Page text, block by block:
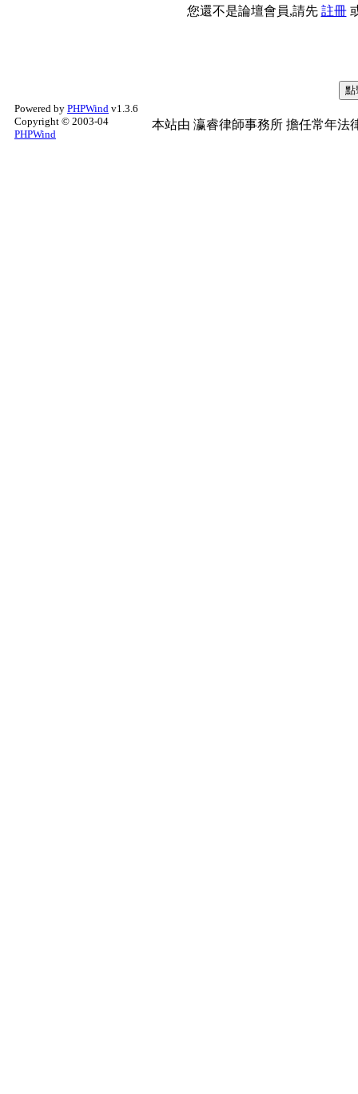
您還不是論壇會員,請先 註冊
Powered by PHPWind v1.3.6
Copyright © 2003-04
PHPWind
本站由 瀛睿律師事務所 擔任常年法